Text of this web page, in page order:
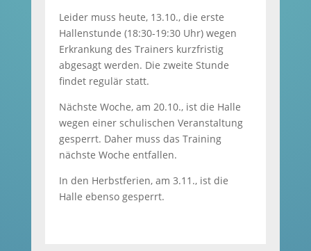
Leider muss heute, 13.10., die erste
Hallenstunde (18:30-19:30 Uhr) wegen
Erkrankung des Trainers kurzfristig
abgesagt werden. Die zweite Stunde
findet regulär statt.
Nächste Woche, am 20.10., ist die Halle
wegen einer schulischen Veranstaltung
gesperrt. Daher muss das Training
nächste Woche entfallen.
In den Herbstferien, am 3.11., ist die
Halle ebenso gesperrt.